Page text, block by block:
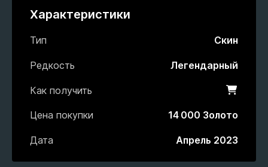
Характеристики
Тип Скин
Редкость Легендарный
Как получить
Цена покупки
14 000 Золото
Дата Апрель 2023